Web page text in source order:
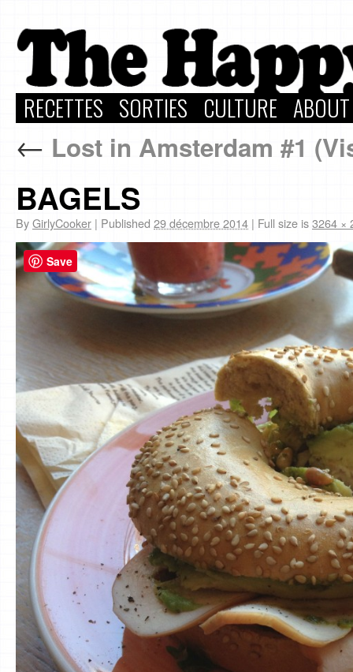
RECETTES SORTIES CULTURE
← Lost in Amsterdam #1
BAGELS
ByGirlyCooker | Published 29 décembre 2014 | Full size is3264 ×
Save